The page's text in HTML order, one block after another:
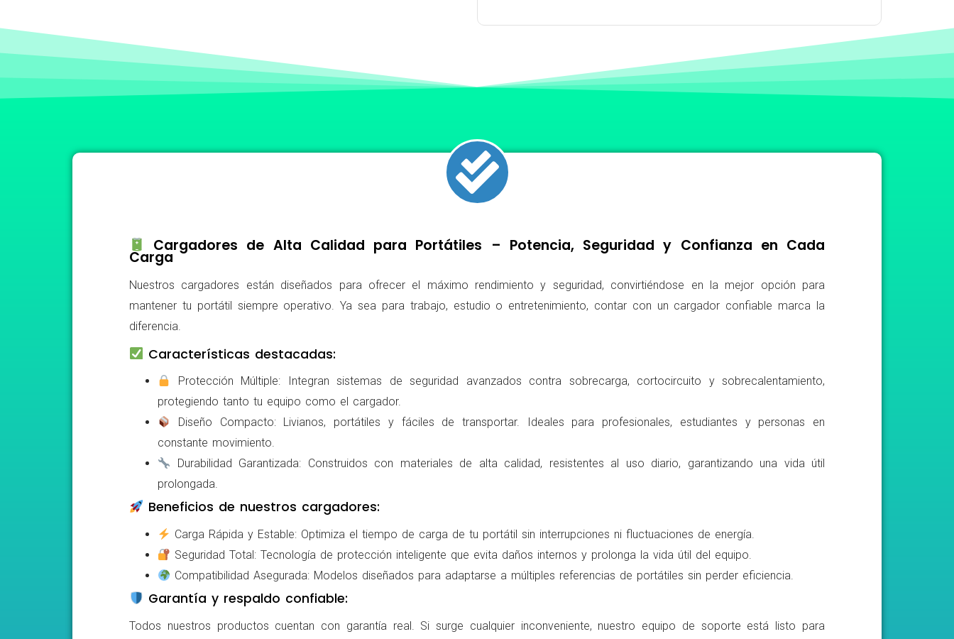
Cargadores de Alta Calidad para Portátiles – Potencia, Seguridad y Confianza en Cada
Carga
Nuestros cargadores están diseñados para ofrecer el máximo rendimiento y seguridad, convirtiéndose en la mejor opción para
mantener tu portátil siempre operativo. Ya sea para trabajo, estudio o entretenimiento, contar con un cargador confiable marca la
diferencia.
Características destacadas:
Protección Múltiple: Integran sistemas de seguridad avanzados contra sobrecarga, cortocircuito y sobrecalentamiento,
protegiendo tanto tu equipo como el cargador.
Diseño Compacto: Livianos, portátiles y fáciles de transportar. Ideales para profesionales, estudiantes y personas en
constante movimiento.
Durabilidad Garantizada: Construidos con materiales de alta calidad, resistentes al uso diario, garantizando una vida útil
prolongada.
Beneficios de nuestros cargadores:
Carga Rápida y Estable: Optimiza el tiempo de carga de tu portátil sin interrupciones ni fluctuaciones de energía.
Seguridad Total: Tecnología de protección inteligente que evita daños internos y prolonga la vida útil del equipo.
Compatibilidad Asegurada: Modelos diseñados para adaptarse a múltiples referencias de portátiles sin perder eficiencia.
Garantía y respaldo confiable:
Todos nuestros productos cuentan con garantía real. Si surge cualquier inconveniente, nuestro equipo de soporte está listo para